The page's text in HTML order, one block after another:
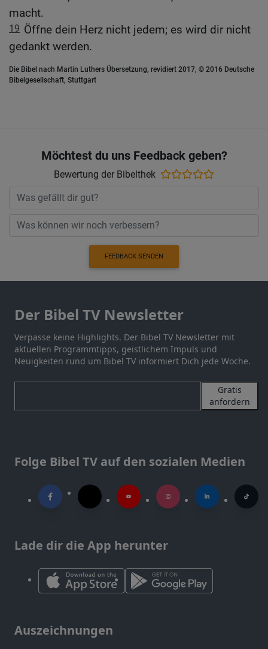
macht.
19 Öffne dein Herz nicht jedem; es wird dir nicht
gedankt werden.
Die Bibel nach Martin Luthers Übersetzung, revidiert 2017, © 2016 Deutsche
Bibelgesellschaft, Stuttgart
Möchtest du uns Feedback geben?
Bewertung der Bibelthek
FEEDBACK SENDEN
Der Bibel TV Newsletter
Verpasse keine Highlights. Der Bibel TV Newsletter mit
aktuellen Programmtipps, geistlichem Impuls und
Neuigkeiten rund um Bibel TV informiert Dich jede Woche.
Gratis
anfordern
Folge Bibel TV auf den sozialen Medien
Lade dir die App herunter
Auszeichnungen